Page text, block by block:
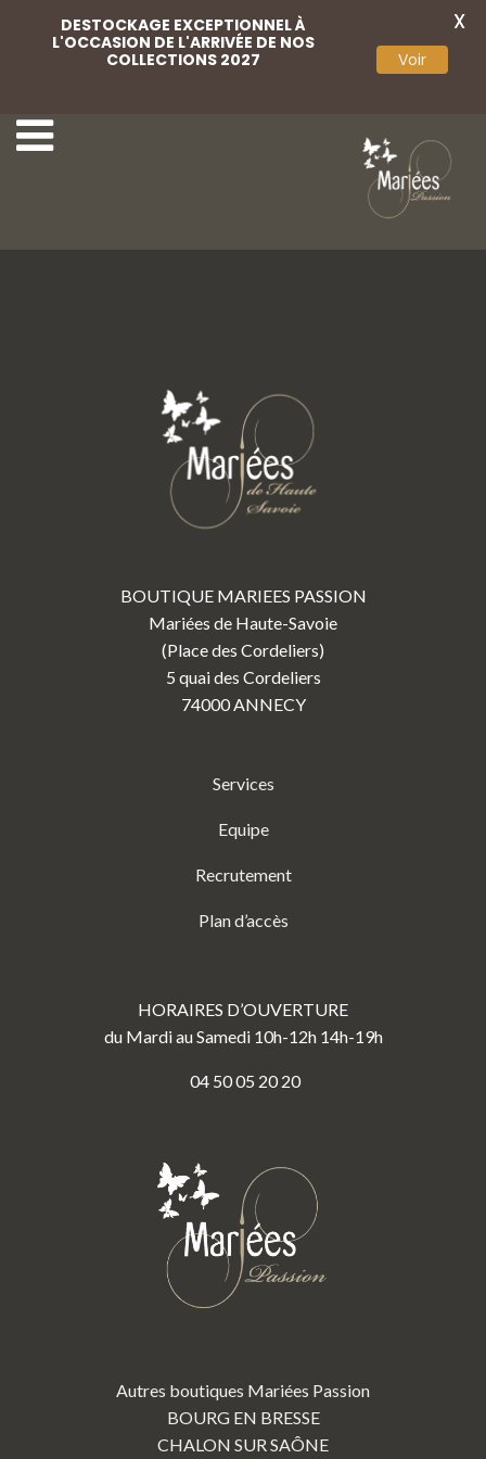
BOUTIQUE MARIEES PASSION
Mariées de Haute-Savoie
(Place des Cordeliers)
5 quai des Cordeliers
74000 ANNECY
Services
Equipe
Recrutement
Plan d’accès
HORAIRES D’OUVERTURE
du Mardi au Samedi 10h-12h 14h-19h
04 50 05 20 20
Autres boutiques Mariées Passion
BOURG EN BRESSE
CHALON SUR SAÔNE
DESTOCKAGE EXCEPTIONNEL À
L'OCCASION DE L'ARRIVÉE DE NOS
COLLECTIONS 2027
Voir
X